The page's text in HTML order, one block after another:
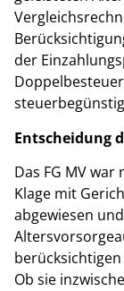
der
Entscheidung
Das FG MV
Klage mit
abgewiesen
Ob sie